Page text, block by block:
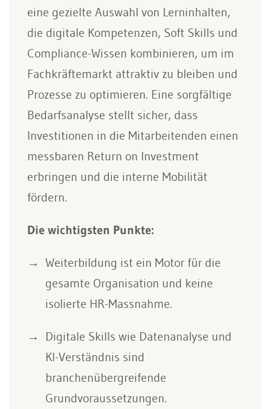
eine gezielte Auswahl von Lerninhalten,
die digitale Kompetenzen, Soft Skills und
Compliance-Wissen kombinieren, um im
Fachkräftemarkt attraktiv zu bleiben und
Prozesse zu optimieren. Eine sorgfältige
Bedarfsanalyse stellt sicher, dass
Investitionen in die Mitarbeitenden einen
messbaren Return on Investment
erbringen und die interne Mobilität
fördern.
Die wichtigsten Punkte:
Weiterbildung ist ein Motor für die
gesamte Organisation und keine
isolierte HR-Massnahme.
Digitale Skills wie Datenanalyse und
KI-Verständnis sind
branchenübergreifende
Grundvoraussetzungen.